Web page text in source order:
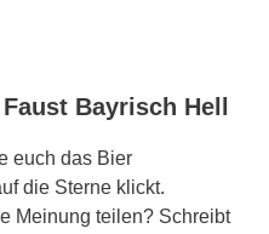
Bayrisch Hell
euch das Bier
die Sterne klickt.
Meinung teilen? Schreibt